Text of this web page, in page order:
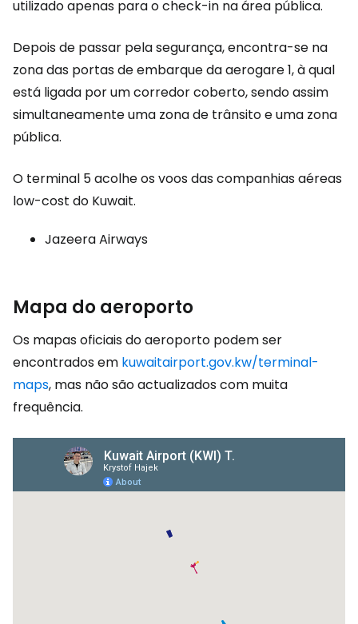
utilizado apenas para o check-in na área pública.
Depois de passar pela segurança, encontra-se na
zona das portas de embarque da aerogare 1, à qual
está ligada por um corredor coberto, sendo assim
simultaneamente uma zona de trânsito e uma zona
pública.
O terminal 5 acolhe os voos das companhias aéreas
low-cost do Kuwait.
Jazeera Airways
Mapa do aeroporto
Os mapas oficiais do aeroporto podem ser
encontrados em kuwaitairport.gov.kw/terminal-
maps, mas não são actualizados com muita
frequência.